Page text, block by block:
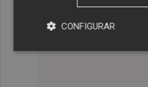
CONFIGURAR